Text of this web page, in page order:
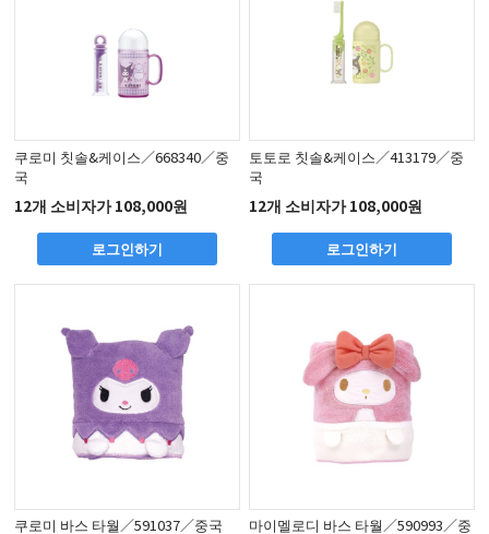
쿠로미 칫솔&케이스／668340／중
국
12개 소비자가 108,000원
로그인하기
토토로 칫솔&케이스／413179／중
국
12개 소비자가 108,000원
로그인하기
쿠로미 바스 타월／591037／중국 마이멜로디 바스 타월／590993／중